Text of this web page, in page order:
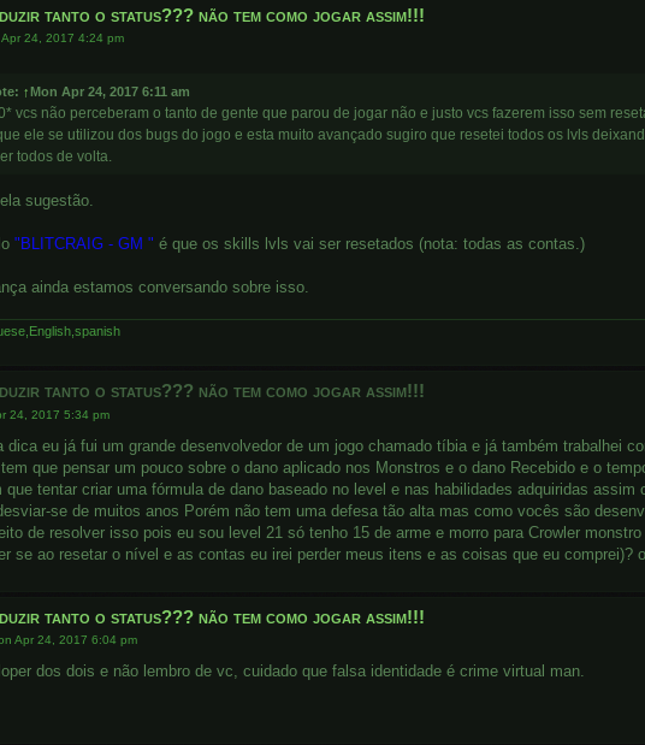
tanto o status??? não tem como jogar assim!!!
Apr 24, 2017 4:24 pm
↑ Mon Apr 24, 2017 6:11 am
vcs não perceberam o tanto de gente que parou de jogar não e justo vcs fazerem isso sem
ele se utilizou dos bugs do jogo e esta muito avançado sugiro que resetei todos os lvls
todos de volta.
sugestão.
"BLITCRAIG - GM " é que os skills lvls vai ser resetados (nota: todas as contas.)
ainda estamos conversando sobre isso.
tanto o status??? não tem como jogar assim!!!
24, 2017 5:34 pm
dica eu já fui um grande desenvolvedor de um jogo chamado tíbia e já também trabalhei
que pensar um pouco sobre o dano aplicado nos Monstros e o dano Recebido e o
tentar criar uma fórmula de dano baseado no level e nas habilidades adquiridas assim
se de muitos anos Porém não tem uma defesa tão alta mas como vocês são
de resolver isso pois eu sou level 21 só tenho 15 de arme e morro para Crowler
se ao resetar o nível e as contas eu irei perder meus itens e as coisas que eu comprei)?
tanto o status??? não tem como jogar assim!!!
Apr 24, 2017 6:04 pm
dos dois e não lembro de vc, cuidado que falsa identidade é crime virtual man.